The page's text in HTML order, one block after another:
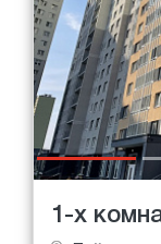
1-х